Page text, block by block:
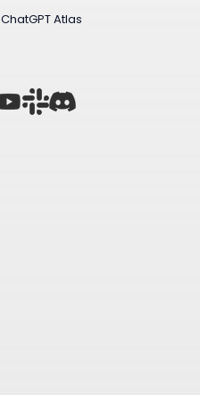
ChatGPT Atlas